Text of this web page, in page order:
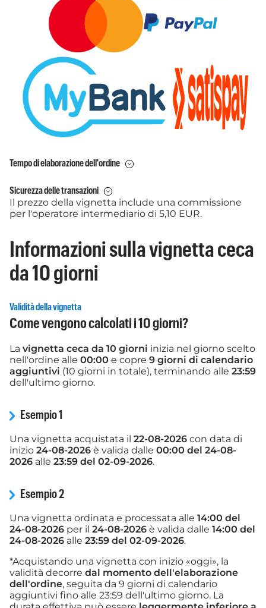
Tempo di elaborazione dell'ordine
Sicurezza delle transazioni
Il prezzo della vignetta include una commissione
per l'operatore intermediario di 5,10 EUR.
Informazioni sulla vignetta ceca
da 10 giorni
Validità della vignetta
Come vengono calcolati i 10 giorni?
La vignetta ceca da 10 giorni inizia nel giorno scelto
nell'ordine alle 00:00 e copre 9 giorni di calendario
aggiuntivi (10 giorni in totale), terminando alle 23:59
dell'ultimo giorno.
Esempio 1
Una vignetta acquistata il 22-08-2026 con data di
inizio 24-08-2026 è valida dalle 00:00 del 24-08-
2026 alle 23:59 del 02-09-2026.
Esempio 2
Una vignetta ordinata e processata alle 14:00 del
24-08-2026 per il 24-08-2026 è valida dalle 14:00 del
24-08-2026 alle 23:59 del 02-09-2026.
*Acquistando una vignetta con inizio «oggi», la
validità decorre dal momento dell'elaborazione
dell'ordine, seguita da 9 giorni di calendario
aggiuntivi fino alle 23:59 dell'ultimo giorno. La